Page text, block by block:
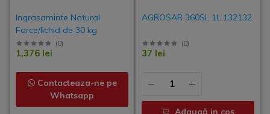
Ingrasaminte Natural
Force/lichid de 30 kg
(0)
1,376 lei
Contacteaza-ne pe
Whatsapp
AGROSAR 360SL 1L 132132
(0)
37 lei
Adaugă in coş